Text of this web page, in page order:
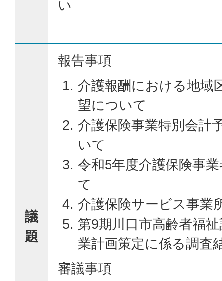
い
議
題
報告事項
介護報酬における地域
望について
介護保険事業特別会計
いて
令和5年度介護保険事
て
介護保険サービス事業
第9期川口市高齢者福
業計画策定に係る調査
審議事項